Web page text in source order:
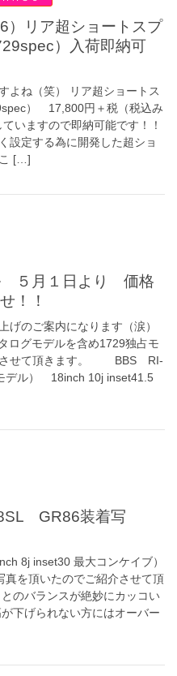
）入荷即納可
よね（笑） リア超ショートス
） 17,800円＋税（税込み
いますので即納可能です！！
設定する為に開発した超ショ
[…]
！！
げのご案内になります（涙）
ログモデルを含め1729独占モ
させて頂きます。 BBS RI-
デル） 18inch 10j inset41.5
8j inset30 最大コンケイブ）
真を頂いたのでご紹介させて頂
のバランスが絶妙にカッコい
下げられない方にはオーバー